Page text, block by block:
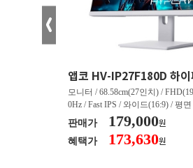
모니터 / 68.58cm(27인치) /
0Hz / Fast IPS / 와이드(16:9) / 평면
50nit / 1,000:1 / 헤드폰 아웃 / LED
하) / 6kg / [색상영역] / sRGB:128%
5% / DCI-P3:91% / NTSC:90% / [
판매가 179,000원
혜택가 173,630원